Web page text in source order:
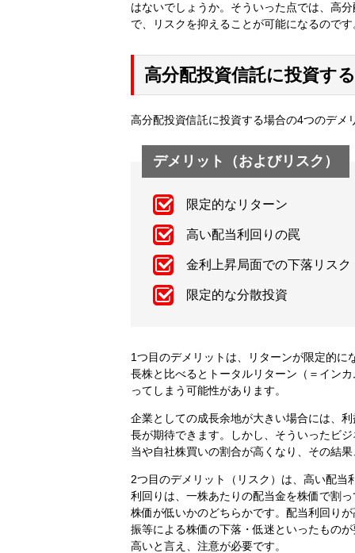
はないでしょうか。そういった点では、高
で、リスクを抑えることが可能になるのです
高分配投資信託に投資す
高分配投資信託に投資する場合の4つのデメ
デメリット（およびリスク）
限定的なリターン
高い配当利回りの罠
金利上昇局面での下落リスク
限定的な分散投資
1つ目のデメリットは、リターンが限定的
長株と比べるとトータルリターン（＝イン
ってしまう可能性があります。
企業としての成長余地が大きい場合には、
長が期待できます。しかし、そういったビ
当や自社株買いの割合が高くなり、その結
2つ目のデメリット（リスク）は、高い配
利回りは、一株あたりの配当金を株価で割
株価が低いかのどちらかです。配当利回り
振等による株価の下落・低迷といったもの
高いと言え、注意が必要です。